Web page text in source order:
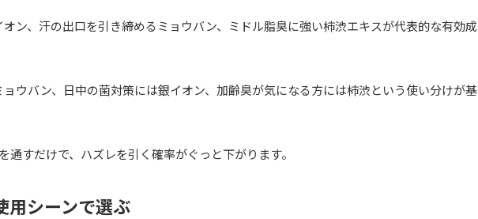
ン、汗の出口を引き締めるミョウバン、ミドル脂臭に強い柿渋エキスが代表的な有効成
ウバン、日中の菌対策には銀イオン、加齢臭が気になる方には柿渋という使い分けが基
通すだけで、ハズレを引く確率がぐっと下がります。
用シーンで選ぶ